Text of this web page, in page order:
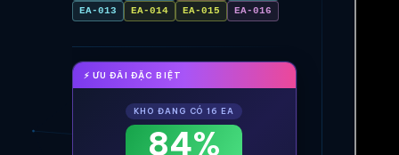
EA-013
EA-014 EA-015 EA-016
⚡ ƯU ĐÃI ĐẶC BIỆT
KHO ĐANG CÓ 16 EA
84%